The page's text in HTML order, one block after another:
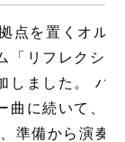
点を置くオル
「リフレクシ
しました。 ハ
曲に続いて、
準備から演奏